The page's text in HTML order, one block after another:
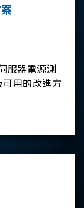
服器電源測
用的改進方